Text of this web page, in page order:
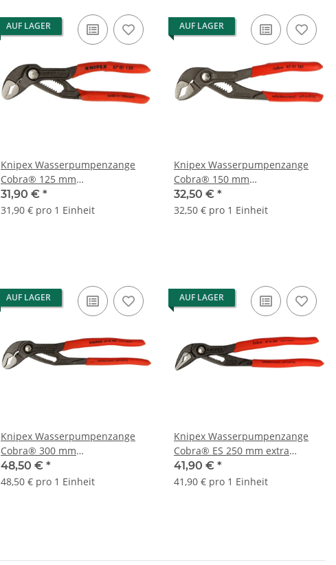
AUF LAGER
Knipex Wasserpumpenzange
Cobra® 125 mm
selbstklemmend 8701125
31,90 € *
31,90 € pro 1 Einheit
AUF LAGER
Knipex Wasserpumpenzange
Cobra® 150 mm
selbstklemmend 8701150
32,50 € *
32,50 € pro 1 Einheit
AUF LAGER
Knipex Wasserpumpenzange
Cobra® 300 mm
selbstklemmend 8701300
48,50 € *
48,50 € pro 1 Einheit
AUF LAGER
Knipex Wasserpumpenzange
Cobra® ES 250 mm extra
schlank 8751250
41,90 € *
41,90 € pro 1 Einheit